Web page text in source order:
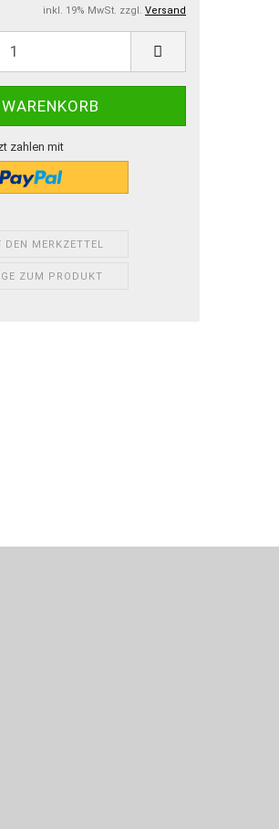
inkl. 19% MwSt. zzgl. Versand
zahlen mit
DEN MERKZETTEL
ZUM PRODUKT